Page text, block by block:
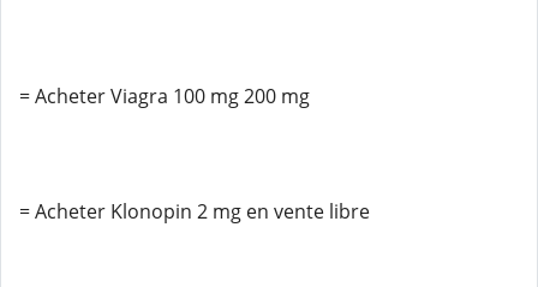
= Acheter Viagra 100 mg 200 mg
= Acheter Klonopin 2 mg en vente libre